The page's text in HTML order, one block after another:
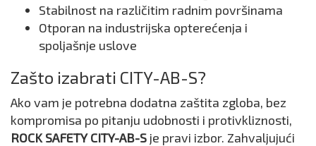
Stabilnost na različitim radnim površinama
Otporan na industrijska opterećenja i
spoljašnje uslove
Zašto izabrati CITY-AB-S?
Ako vam je potrebna dodatna zaštita zgloba, bez
kompromisa po pitanju udobnosti i protivkliznosti,
ROCK SAFETY CITY-AB-S je pravi izbor. Zahvaljujući